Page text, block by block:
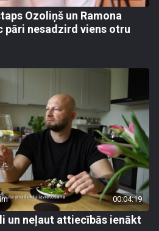
Ozoliņš un Ramona
pāri nesadzird viens otru
00:04:19
un neļaut attiecībās ienākt